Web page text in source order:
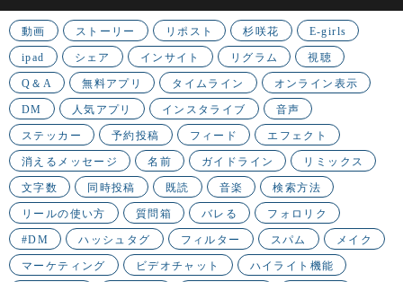
動画 ストーリー リポスト 杉咲花 E-girls
ipad シェア インサイト リグラム 視聴
Q＆A 無料アプリ タイムライン オンライン表示
DM 人気アプリ インスタライブ 音声
ステッカー 予約投稿 フィード エフェクト
消えるメッセージ 名前 ガイドライン リミックス
文字数 同時投稿 既読 音楽 検索方法
リールの使い方 質問箱 バレる フォロリク
#DM ハッシュタグ フィルター スパム メイク
マーケティング ビデオチャット ハイライト機能